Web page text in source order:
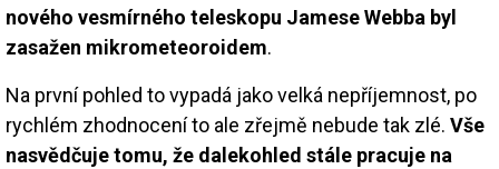
nového vesmírného teleskopu Jamese Webba byl
zasažen mikrometeoroidem.
Na první pohled to vypadá jako velká nepříjemnost, po
rychlém zhodnocení to ale zřejmě nebude tak zlé. Vše
nasvědčuje tomu, že dalekohled stále pracuje na